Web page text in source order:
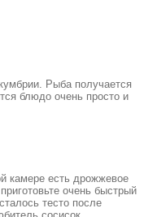
Рыба получается
блюдо очень просто и
камере есть дрожжевое
очень быстрый
тесто после